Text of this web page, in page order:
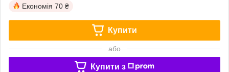
Економія 70 ₴
Купити
або
Купити з